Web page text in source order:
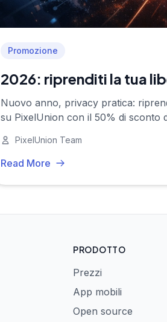
Promozione
2026: riprenditi la tua
Nuovo anno, privacy pratica:
su PixelUnion con il 50% di sconto
PixelUnion Team
Read More
PRODOTTO
Prezzi
App mobili
Open source